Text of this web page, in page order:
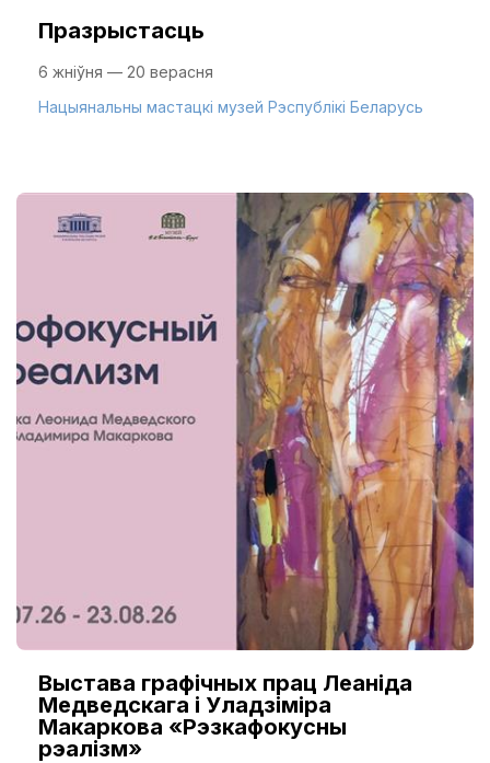
Празрыстасць
6 жніўня — 20 верасня
Нацыянальны мастацкі музей Рэспублікі Беларусь
Выстава графічных прац Леаніда
Медведскага і Уладзіміра
Макаркова «Рэзкафокусны
рэалізм»